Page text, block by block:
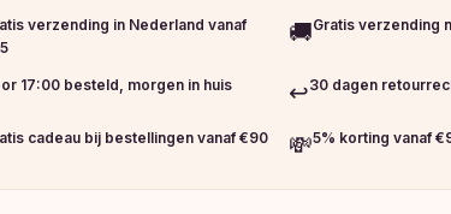
verzending in Nederland vanaf
🚚Gratis verzending
17:00 besteld, morgen in huis ↩️30 dagen
cadeau bij bestellingen vanaf €90 💸5% korting vanaf